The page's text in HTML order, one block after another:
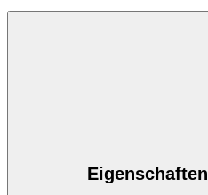
Eigenschaften